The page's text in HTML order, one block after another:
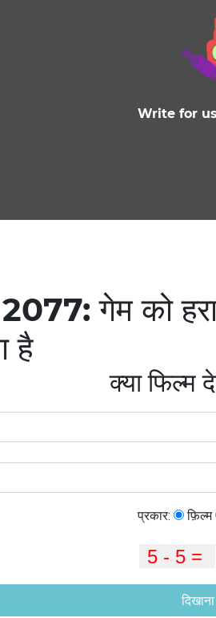
Write for us
गेम को
है
क्या फिल्म
प्रकार: फ़िल्म
दिखाना